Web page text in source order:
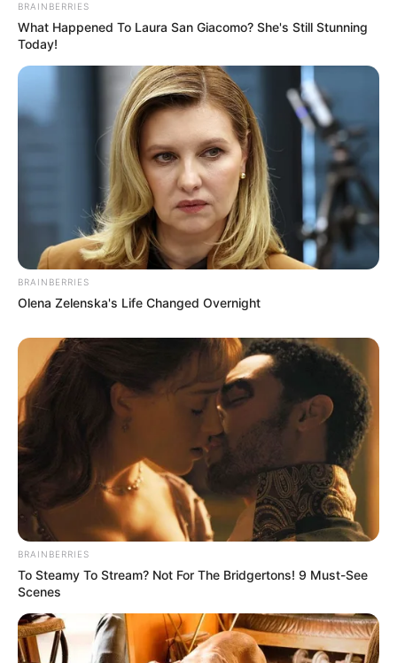
BRAINBERRIES
What Happened To Laura San Giacomo? She's Still Stunning
Today!
BRAINBERRIES
Olena Zelenska's Life Changed Overnight
BRAINBERRIES
To Steamy To Stream? Not For The Bridgertons! 9 Must-See
Scenes